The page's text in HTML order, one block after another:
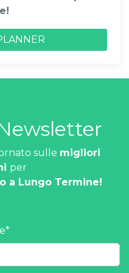
sulle migliori
per
a Lungo Termine!
*